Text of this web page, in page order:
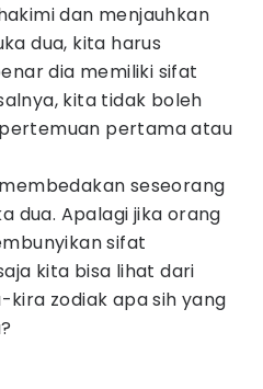
dan menjauhkan
dua, kita harus
dia memiliki sifat
kita tidak boleh
pertama atau
seseorang
dua. Apalagi jika orang
sifat
kita bisa lihat dari
kira zodiak apa sih yang